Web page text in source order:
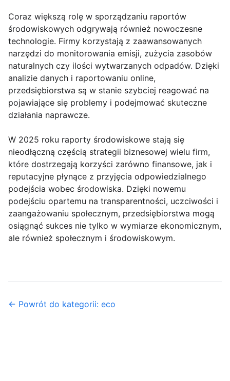
Coraz większą rolę w sporządzaniu raportów
środowiskowych odgrywają również nowoczesne
technologie. Firmy korzystają z zaawansowanych
narzędzi do monitorowania emisji, zużycia zasobów
naturalnych czy ilości wytwarzanych odpadów. Dzięki
analizie danych i raportowaniu online,
przedsiębiorstwa są w stanie szybciej reagować na
pojawiające się problemy i podejmować skuteczne
działania naprawcze.
W 2025 roku raporty środowiskowe stają się
nieodłączną częścią strategii biznesowej wielu firm,
które dostrzegają korzyści zarówno finansowe, jak i
reputacyjne płynące z przyjęcia odpowiedzialnego
podejścia wobec środowiska. Dzięki nowemu
podejściu opartemu na transparentności, uczciwości i
zaangażowaniu społecznym, przedsiębiorstwa mogą
osiągnąć sukces nie tylko w wymiarze ekonomicznym,
ale również społecznym i środowiskowym.
← Powrót do kategorii: eco